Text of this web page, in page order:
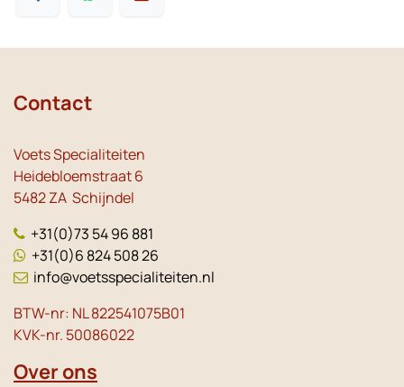
Contact
Voets Specialiteiten
Heidebloemstraat 6
5482 ZA Schijndel
+31(0)73 54 96 881
+31(0)6 824 508 26
info@voetsspecialiteiten.nl
BTW-nr: NL 822541075B01
KVK-nr. 50086022
Over ons